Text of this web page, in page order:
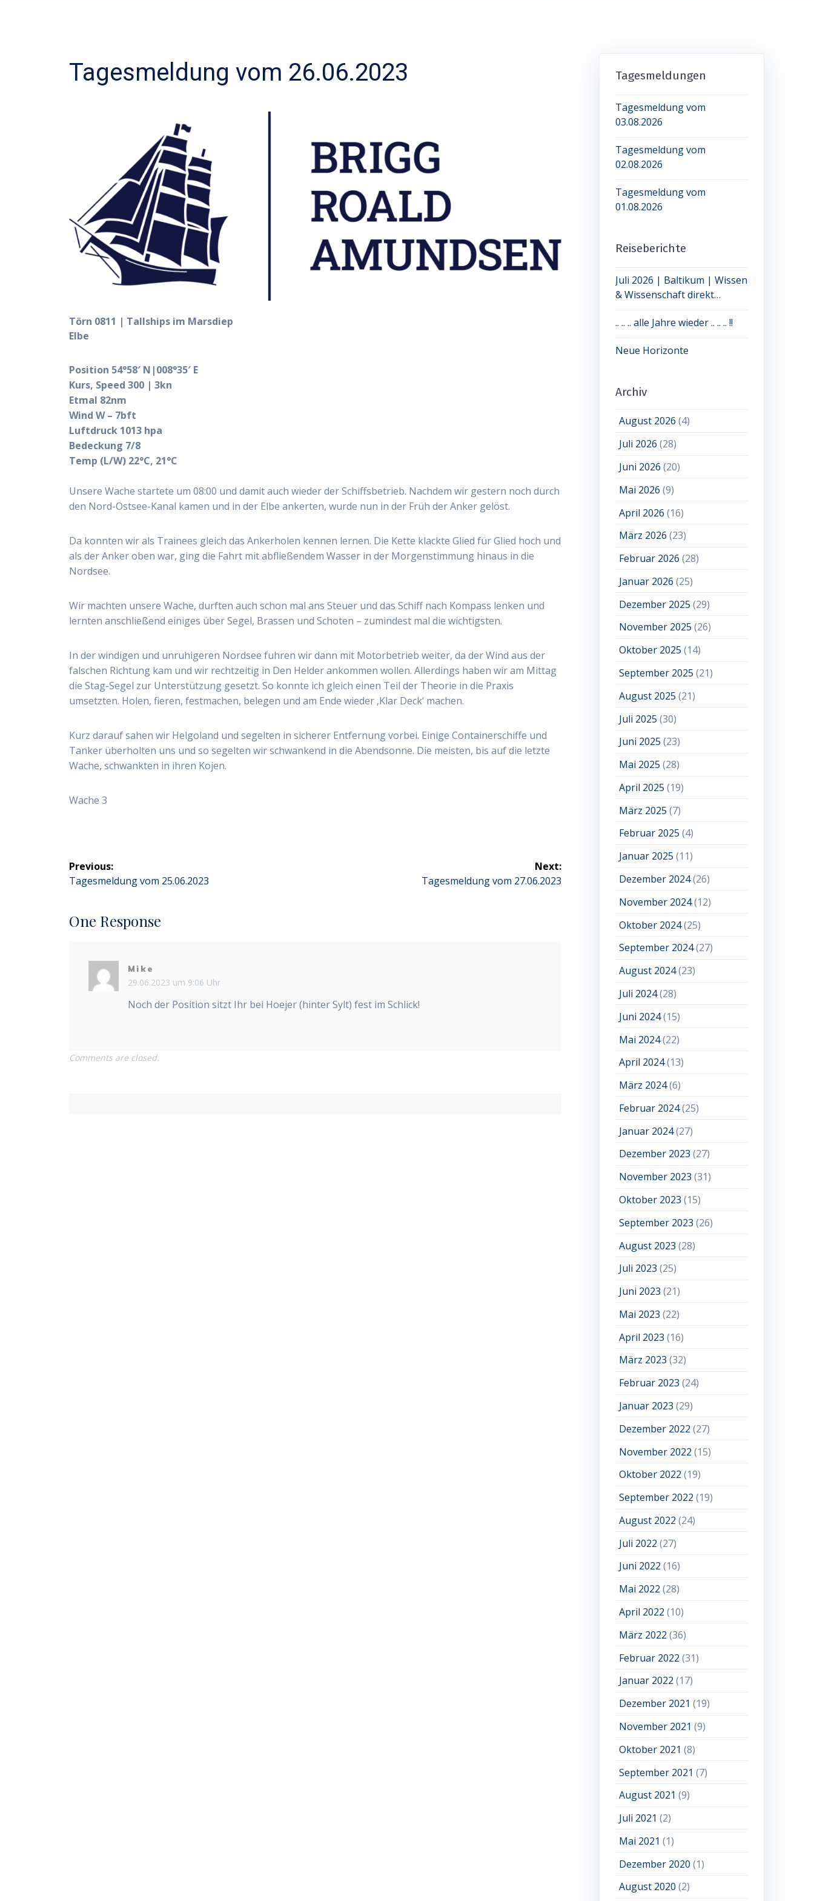
Tagesmeldung vom 26.06.2023
Törn 0811 | Tallships im Marsdiep
Elbe
Position 54°58′ N|008°35′ E
Kurs, Speed 300 | 3kn
Etmal 82nm
Wind W – 7bft
Luftdruck 1013 hpa
Bedeckung 7/8
Temp (L/W) 22°C, 21°C
Unsere Wache startete um 08:00 und damit auch wieder der Schiffsbetrieb. Nachdem wir gestern noch durch
den Nord-Ostsee-Kanal kamen und in der Elbe ankerten, wurde nun in der Früh der Anker gelöst.
Da konnten wir als Trainees gleich das Ankerholen kennen lernen. Die Kette klackte Glied für Glied hoch und
als der Anker oben war, ging die Fahrt mit abfließendem Wasser in der Morgenstimmung hinaus in die
Nordsee.
Wir machten unsere Wache, durften auch schon mal ans Steuer und das Schiff nach Kompass lenken und
lernten anschließend einiges über Segel, Brassen und Schoten – zumindest mal die wichtigsten.
In der windigen und unruhigeren Nordsee fuhren wir dann mit Motorbetrieb weiter, da der Wind aus der
falschen Richtung kam und wir rechtzeitig in Den Helder ankommen wollen. Allerdings haben wir am Mittag
die Stag-Segel zur Unterstützung gesetzt. So konnte ich gleich einen Teil der Theorie in die Praxis
umsetzten. Holen, fieren, festmachen, belegen und am Ende wieder ‚Klar Deck‘ machen.
Kurz darauf sahen wir Helgoland und segelten in sicherer Entfernung vorbei. Einige Containerschiffe und
Tanker überholten uns und so segelten wir schwankend in die Abendsonne. Die meisten, bis auf die letzte
Wache, schwankten in ihren Kojen.
Wache 3
Beitragsnavigation
Previous:
Previous
Tagesmeldung vom 25.06.2023
Next:
Next
Tagesmeldung vom 27.06.2023
One Response
Mike
29.06.2023 um 9:06 Uhr
Noch der Position sitzt Ihr bei Hoejer (hinter Sylt) fest im Schlick!
Comments are closed.
Tagesmeldungen
Tagesmeldung vom
03.08.2026
Tagesmeldung vom
02.08.2026
Tagesmeldung vom
01.08.2026
Reiseberichte
Juli 2026 | Baltikum | Wissen
& Wissenschaft direkt
.. .. .. alle Jahre wieder .. .. .. !!
Neue Horizonte
Archiv
August 2026 (4)
Juli 2026 (28)
Juni 2026 (20)
Mai 2026 (9)
April 2026 (16)
März 2026 (23)
Februar 2026 (28)
Januar 2026 (25)
Dezember 2025 (29)
November 2025 (26)
Oktober 2025 (14)
September 2025 (21)
August 2025 (21)
Juli 2025 (30)
Juni 2025 (23)
Mai 2025 (28)
April 2025 (19)
März 2025 (7)
Februar 2025 (4)
Januar 2025 (11)
Dezember 2024(26)
November 2024(12)
Oktober 2024(25)
September 2024(27)
August 2024(23)
Juli 2024(28)
Juni 2024(15)
Mai 2024(22)
April 2024(13)
März 2024(6)
Februar 2024(25)
Januar 2024(27)
Dezember 2023 (27)
November 2023 (31)
Oktober 2023 (15)
September 2023 (26)
August 2023 (28)
Juli 2023 (25)
Juni 2023 (21)
Mai 2023 (22)
April 2023 (16)
März 2023 (32)
Februar 2023 (24)
Januar 2023 (29)
Dezember 2022 (27)
November 2022 (15)
Oktober 2022 (19)
September 2022 (19)
August 2022 (24)
Juli 2022 (27)
Juni 2022 (16)
Mai 2022 (28)
April 2022 (10)
März 2022 (36)
Februar 2022 (31)
Januar 2022 (17)
Dezember 2021 (19)
November 2021 (9)
Oktober 2021 (8)
September 2021 (7)
August 2021 (9)
Juli 2021 (2)
Mai 2021 (1)
Dezember 2020 (1)
August 2020 (2)